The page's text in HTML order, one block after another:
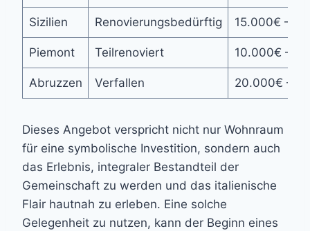
Sizilien Renovierungsbedürftig 15.000€ –
Piemont Teilrenoviert 10.000€ –
Abruzzen Verfallen 20.000€ –
Dieses Angebot verspricht nicht nur Wohnraum
für eine symbolische Investition, sondern auch
das Erlebnis, integraler Bestandteil der
Gemeinschaft zu werden und das italienische
Flair hautnah zu erleben. Eine solche
Gelegenheit zu nutzen, kann der Beginn eines